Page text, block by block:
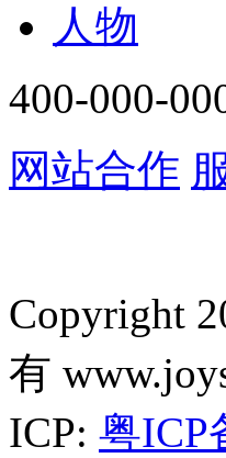
人物
400-000-
网站合作
Copyright
有
ICP: 粤ICP